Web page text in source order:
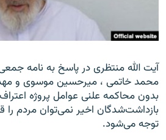
زبان‌های دیگر
آيت الله منتظری در پاسخ به نامه
محمد خاتمی ، ميرحسين موسوی و
بدون محاکمه علنی عوامل پروژه
بازداشت‌شدگان اخير نمی‌توان مردم
توجه می‌شود.